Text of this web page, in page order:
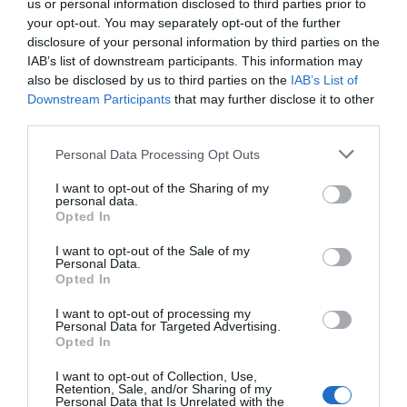
us or personal information disclosed to third parties prior to
your opt-out. You may separately opt-out of the further
disclosure of your personal information by third parties on the
IAB’s list of downstream participants. This information may
also be disclosed by us to third parties on the IAB’s List of
Downstream Participants that may further disclose it to other
Personal Data Processing Opt Outs
I want to opt-out of the Sharing of my
personal data.
Opted In
I want to opt-out of the Sale of my
Personal Data.
Opted In
I want to opt-out of processing my
Personal Data for Targeted Advertising.
Opted In
I want to opt-out of Collection, Use,
Retention, Sale, and/or Sharing of my
Personal Data that Is Unrelated with the
quartes parts de la demanda energètica mundial.
AfegirVIA Empresacom a font preferida de
Google de forma gratuïta
RELACIONADES